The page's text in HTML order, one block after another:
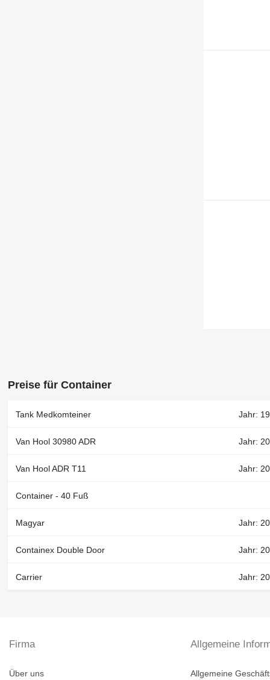
Preise für Container
Tank Medkomteiner Jahr:
Van Hool 30980 ADR Jahr:
Van Hool ADR T11 Jahr:
Container - 40 Fuß
Magyar Jahr:
Containex Double Door Jahr:
Carrier Jahr:
Firma
Über uns
Allgemeine
Allgemeine